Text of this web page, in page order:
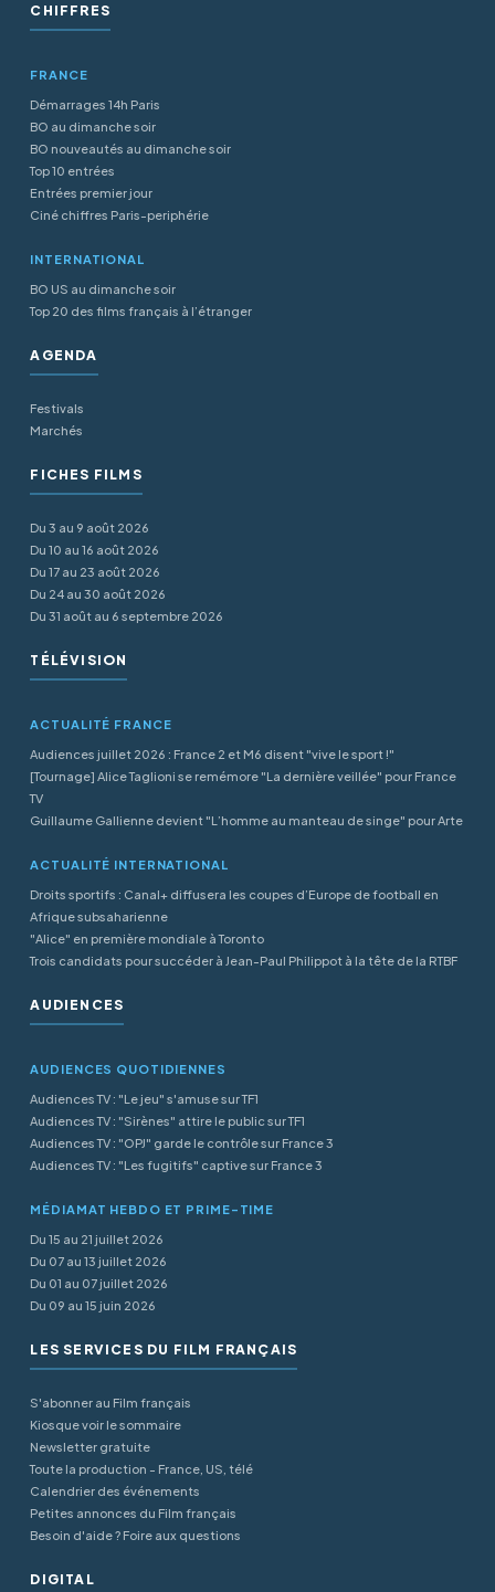
CHIFFRES
FRANCE
Démarrages 14h Paris
BO au dimanche soir
BO nouveautés au dimanche soir
Top 10 entrées
Entrées premier jour
Ciné chiffres Paris-periphérie
INTERNATIONAL
BO US au dimanche soir
Top 20 des films français à l’étranger
AGENDA
Festivals
Marchés
FICHES FILMS
Du 3 au 9 août 2026
Du 10 au 16 août 2026
Du 17 au 23 août 2026
Du 24 au 30 août 2026
Du 31 août au 6 septembre 2026
TÉLÉVISION
ACTUALITÉ FRANCE
Audiences juillet 2026 : France 2 et M6 disent "vive le sport !"
[Tournage] Alice Taglioni se remémore "La dernière veillée" pour France
TV
Guillaume Gallienne devient "L’homme au manteau de singe" pour Arte
ACTUALITÉ INTERNATIONAL
Droits sportifs : Canal+ diffusera les coupes d’Europe de football en
Afrique subsaharienne
"Alice" en première mondiale à Toronto
Trois candidats pour succéder à Jean-Paul Philippot à la tête de la RTBF
AUDIENCES
AUDIENCES QUOTIDIENNES
Audiences TV : "Le jeu" s'amuse sur TF1
Audiences TV : "Sirènes" attire le public sur TF1
Audiences TV : "OPJ" garde le contrôle sur France 3
Audiences TV : "Les fugitifs" captive sur France 3
MÉDIAMAT HEBDO ET PRIME-TIME
Du 15 au 21 juillet 2026
Du 07 au 13 juillet 2026
Du 01 au 07 juillet 2026
Du 09 au 15 juin 2026
LES SERVICES DU FILM FRANÇAIS
S'abonner au Film français
Kiosque voir le sommaire
Newsletter gratuite
Toute la production - France, US, télé
Calendrier des événements
Petites annonces du Film français
Besoin d'aide ? Foire aux questions
DIGITAL